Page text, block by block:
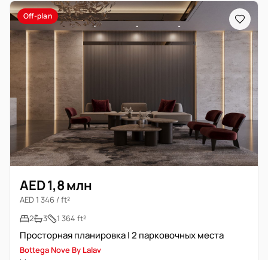
Off-plan
AED 1,8 млн
AED 1 346 / ft²
2
3 1 364 ft²
Просторная планировка | 2 парковочных места
Bottega Nove By Lalav